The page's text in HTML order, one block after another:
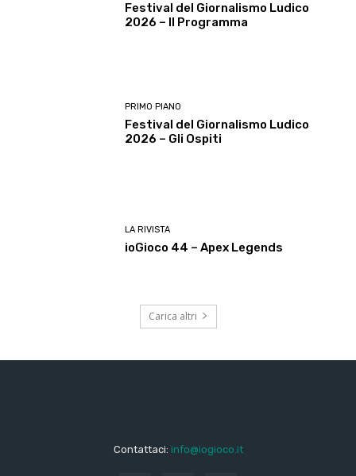
Festival del Giornalismo Ludico
2026 – Il Programma
PRIMO PIANO
Festival del Giornalismo Ludico
2026 – Gli Ospiti
LA RIVISTA
ioGioco 44 – Apex Legends
Carica altri
Contattaci: info@iogioco.it